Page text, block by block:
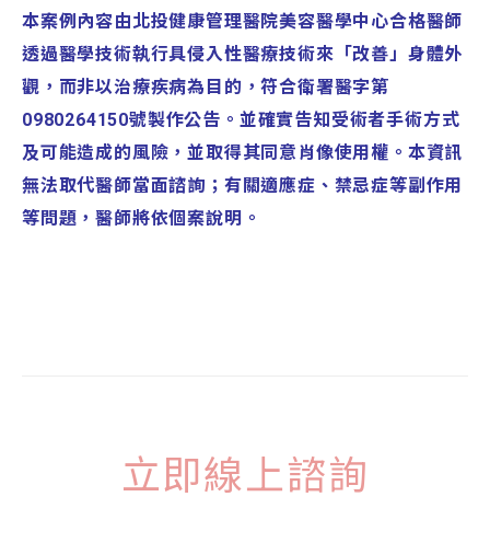
本案例內容由北投健康管理醫院美容醫學中心合格醫師
透過醫學技術執行具侵入性醫療技術來「改善」身體外
觀，而非以治療疾病為目的，符合衛署醫字第
0980264150號製作公告。並確實告知受術者手術方式
及可能造成的風險，並取得其同意肖像使用權。本資訊
無法取代醫師當面諮詢；有關適應症、禁忌症等副作用
等問題，醫師將依個案說明。
立即線上諮詢